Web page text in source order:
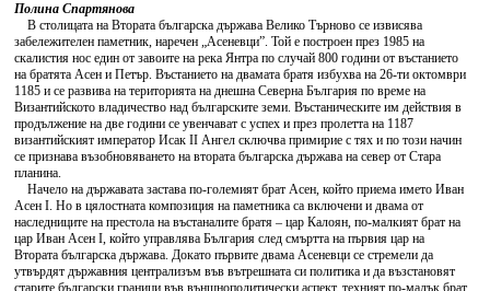
Полина Спартянова
В столицата на Втората българска държава Велико Търново се извисява
забележителен паметник, наречен „Асеневци”. Той е построен през 1985 на
скалистия нос един от завоите на река Янтра по случай 800 години от въстанието
на братята Асен и Петър. Въстанието на двамата братя избухва на 26-ти октомври
1185 и се развива на територията на днешна Северна България по време на
Византийското владичество над българските земи. Въстаническите им действия в
продължение на две години се увенчават с успех и през пролетта на 1187
византийският император Исак II Ангел сключва примирие с тях и по този начин
се признава възобновяването на втората българска държава на север от Стара
планина.
Начело на държавата застава по-големият брат Асен, който приема името Иван
Асен I. Но в цялостната композиция на паметника са включени и двама от
наследниците на престола на въстаналите братя – цар Калоян, по-малкият брат на
цар Иван Асен I, който управлява България след смъртта на първия цар на
Втората българска държава. Докато първите двама Асеневци се стремели да
утвърдят държавния централизъм във вътрешната си политика и да възстановят
старите български граници във външнополитически аспект, техният по-малък брат